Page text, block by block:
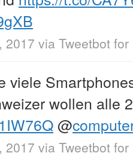
2017 via Tweetbot for
viele
wollen alle
@
2017 via Tweetbot for